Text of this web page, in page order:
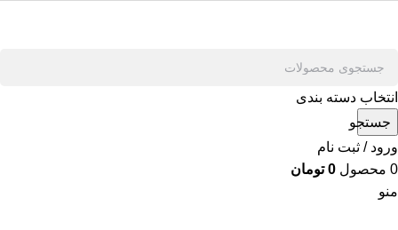
انتخاب دسته بندی
جستجو
ورود / ثبت نام
0 محصول 0 تومان
منو